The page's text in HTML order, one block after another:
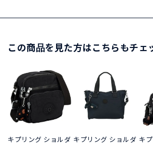
この商品を見た方はこちらもチェ
キプリング ショルダ キプリング ショルダ キ